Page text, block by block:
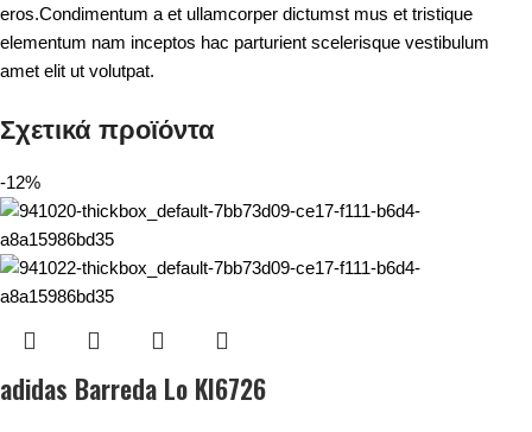
eros.Condimentum a et ullamcorper dictumst mus et tristique
elementum nam inceptos hac parturient scelerisque vestibulum
amet elit ut volutpat.
Σχετικά προϊόντα
-12%
adidas Barreda Lo KI6726